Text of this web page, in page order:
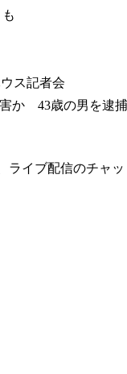
ス記者会
害か 43歳の男を逮捕
ライブ配信のチャ